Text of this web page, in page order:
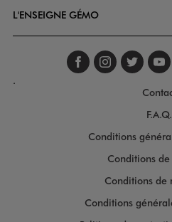
L'ENSEIGNE GÉMO
Suivez-
.
F.A.Q.
Conditions
Conditions
Conditions de
Conditions